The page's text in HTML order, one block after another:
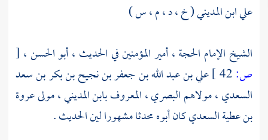
علي ابن المديني ( خ ، د ، م ، س )
الشيخ الإمام الحجة ، أمير المؤمنين في الحديث ، أبو الحسن ، [
ص:
علي بن عبد الله بن جعفر بن نجيح بن بكر بن سعد
السعدي ، مولاهم البصري ، المعروف بابن المديني ، مولى عروة
بن عطية السعدي كان أبوه محدثا مشهورا لين الحديث .